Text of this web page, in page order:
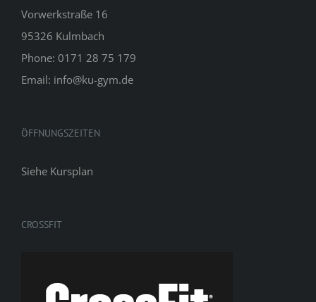
Vorwerkstraße 16
95326 Kulmbach
Phone: 0171 28 75 179
Email: info@ku-gym.de
ÖFFNUNGSZEITEN
Siehe Kursplan
CROSSFIT